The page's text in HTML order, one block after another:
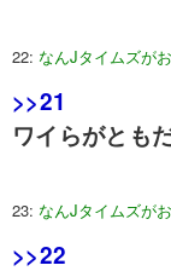
22: なんJタイムズが
>>21
ワイらがとも
23: なんJタイムズが
>>22